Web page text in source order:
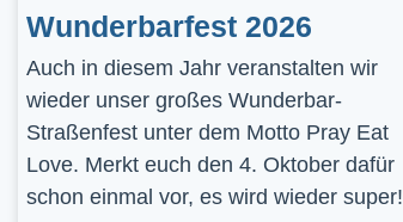
Wunderbarfest 2026
Auch in diesem Jahr veranstalten wir
wieder unser großes Wunderbar-
Straßenfest unter dem Motto Pray Eat
Love. Merkt euch den 4. Oktober dafür
schon einmal vor, es wird wieder super!